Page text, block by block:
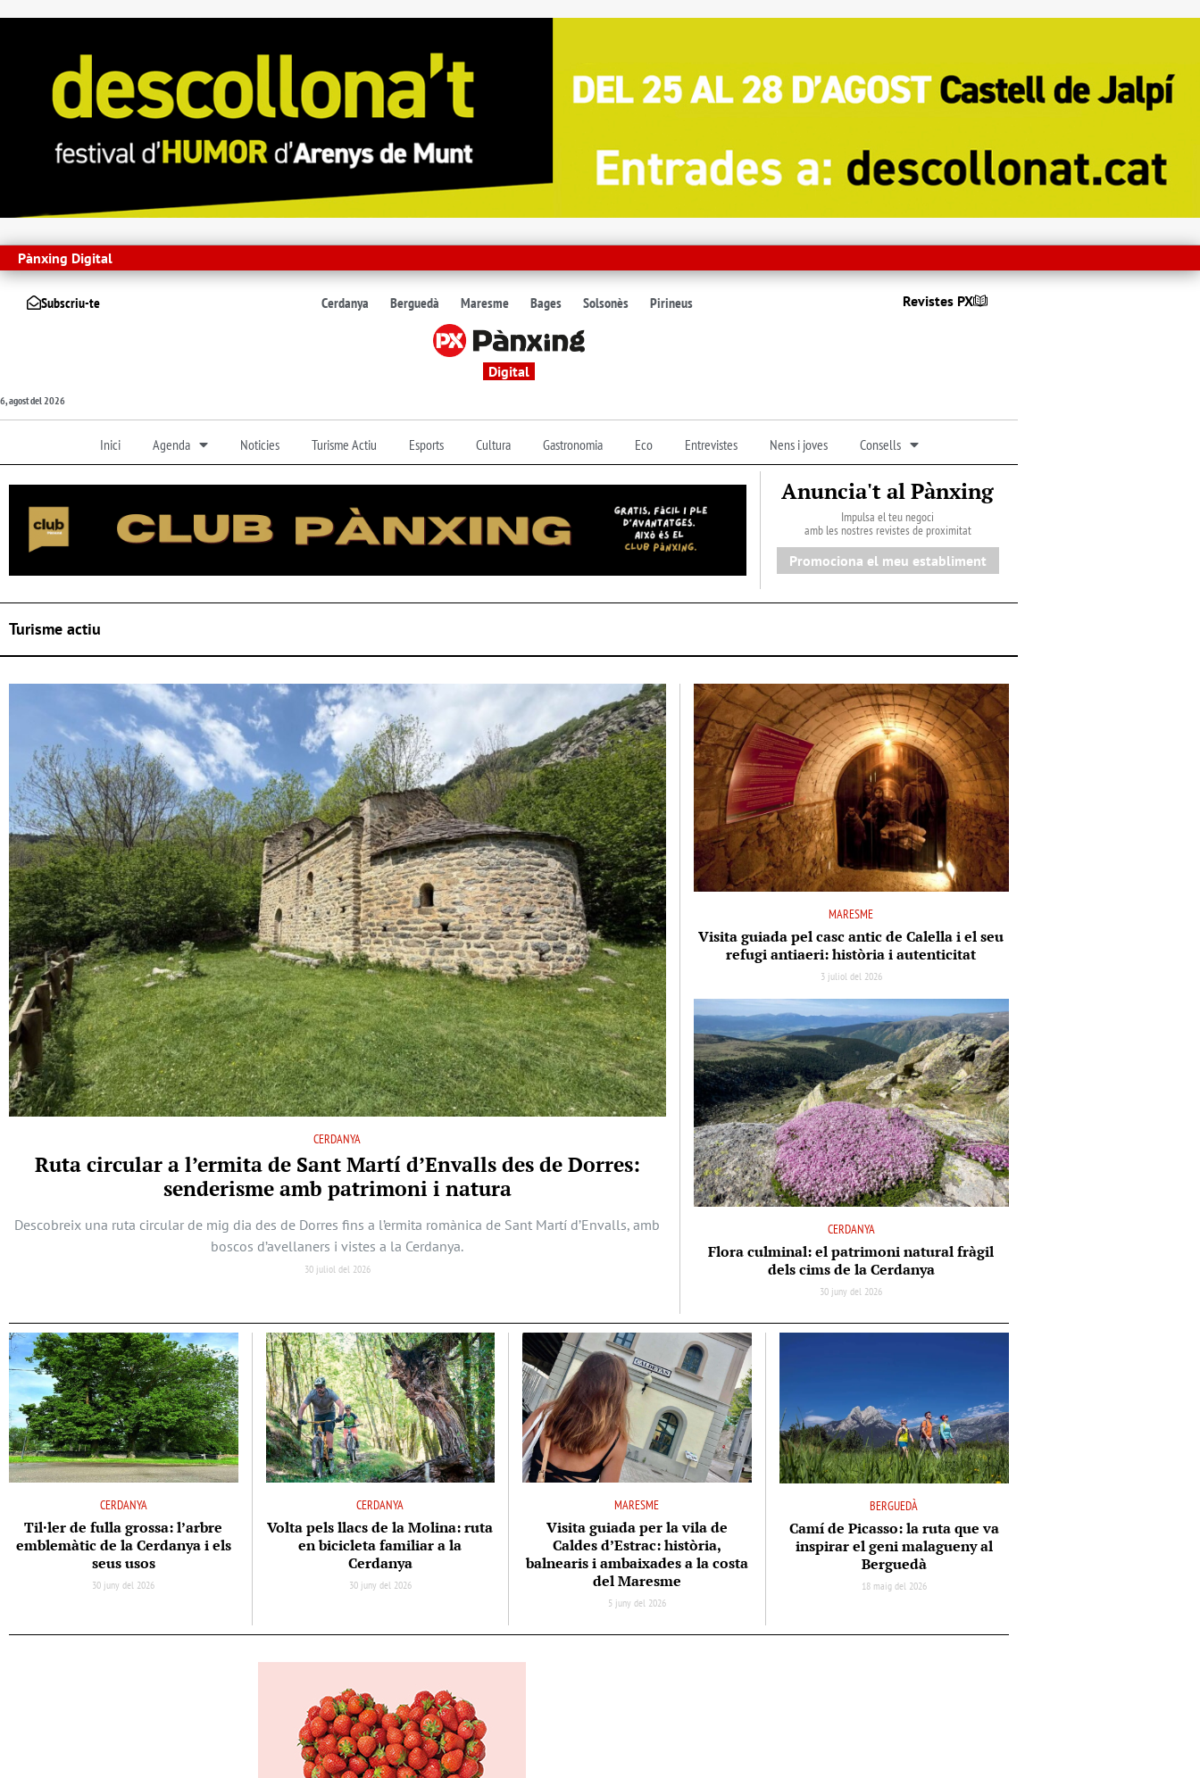
Pànxing Digital
Subscriu-te Cerdanya Berguedà Maresme Bages Solsonès Pirineus Revistes PX
Digital
6, agost del 2026
Inici Agenda Noticies Turisme Actiu Esports Cultura Gastronomia Eco Entrevistes Nens i joves Consells
Anuncia't al Pànxing
Impulsa el teu negoci
amb les nostres revistes de proximitat
Promociona el meu establiment
Turisme actiu
CERDANYA
Ruta circular a l’ermita de Sant Martí d’Envalls des de Dorres:
senderisme amb patrimoni i natura
Descobreix una ruta circular de mig dia des de Dorres fins a l’ermita romànica de Sant Martí d’Envalls, amb
boscos d’avellaners i vistes a la Cerdanya.
30 juliol del 2026
MARESME
Visita guiada pel casc antic de Calella i el seu
refugi antiaeri: història i autenticitat
3 juliol del 2026
CERDANYA
Flora culminal: el patrimoni natural fràgil
dels cims de la Cerdanya
30 juny del 2026
CERDANYA
Til·ler de fulla grossa: l’arbre
emblemàtic de la Cerdanya i els
seus usos
30 juny del 2026
CERDANYA
Volta pels llacs de la Molina: ruta
en bicicleta familiar a la
Cerdanya
30 juny del 2026
MARESME
Visita guiada per la vila de
Caldes d’Estrac: història,
balnearis i ambaixades a la costa
del Maresme
5 juny del 2026
BERGUEDÀ
Camí de Picasso: la ruta que va
inspirar el geni malagueny al
Berguedà
18 maig del 2026